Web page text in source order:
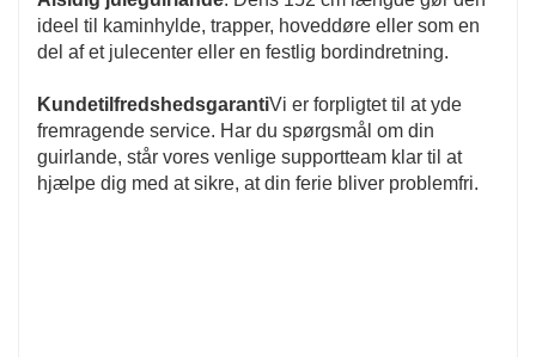
ideel til kaminhylde, trapper, hoveddøre eller som en
del af et julecenter eller en festlig bordindretning.
KundetilfredshedsgarantiVi er forpligtet til at yde
fremragende service. Har du spørgsmål om din
guirlande, står vores venlige supportteam klar til at
hjælpe dig med at sikre, at din ferie bliver problemfri.